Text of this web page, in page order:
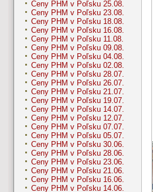
Ceny PHM v Poľsku 25.08.
Ceny PHM v Poľsku 23.08.
Ceny PHM v Poľsku 18.08.
Ceny PHM v Poľsku 16.08.
Ceny PHM v Poľsku 11.08.
Ceny PHM v Poľsku 09.08.
Ceny PHM v Poľsku 04.08.
Ceny PHM v Poľsku 02.08.
Ceny PHM v Poľsku 28.07.
Ceny PHM v Poľsku 26.07.
Ceny PHM v Poľsku 21.07.
Ceny PHM v Poľsku 19.07.
Ceny PHM v Poľsku 14.07.
Ceny PHM v Poľsku 12.07.
Ceny PHM v Poľsku 07.07.
Ceny PHM v Poľsku 05.07.
Ceny PHM v Poľsku 30.06.
Ceny PHM v Poľsku 28.06.
Ceny PHM v Poľsku 23.06.
Ceny PHM v Poľsku 21.06.
Ceny PHM v Poľsku 16.06.
Ceny PHM v Poľsku 14.06.